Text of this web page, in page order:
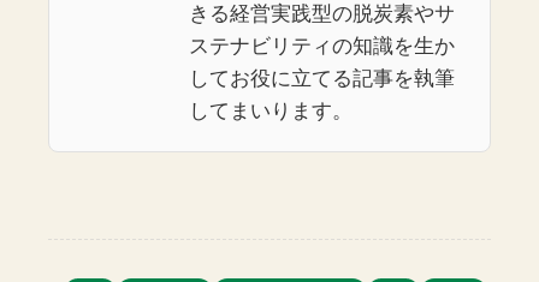
きる経営実践型の脱炭素やサ
ステナビリティの知識を生か
してお役に立てる記事を執筆
してまいります。